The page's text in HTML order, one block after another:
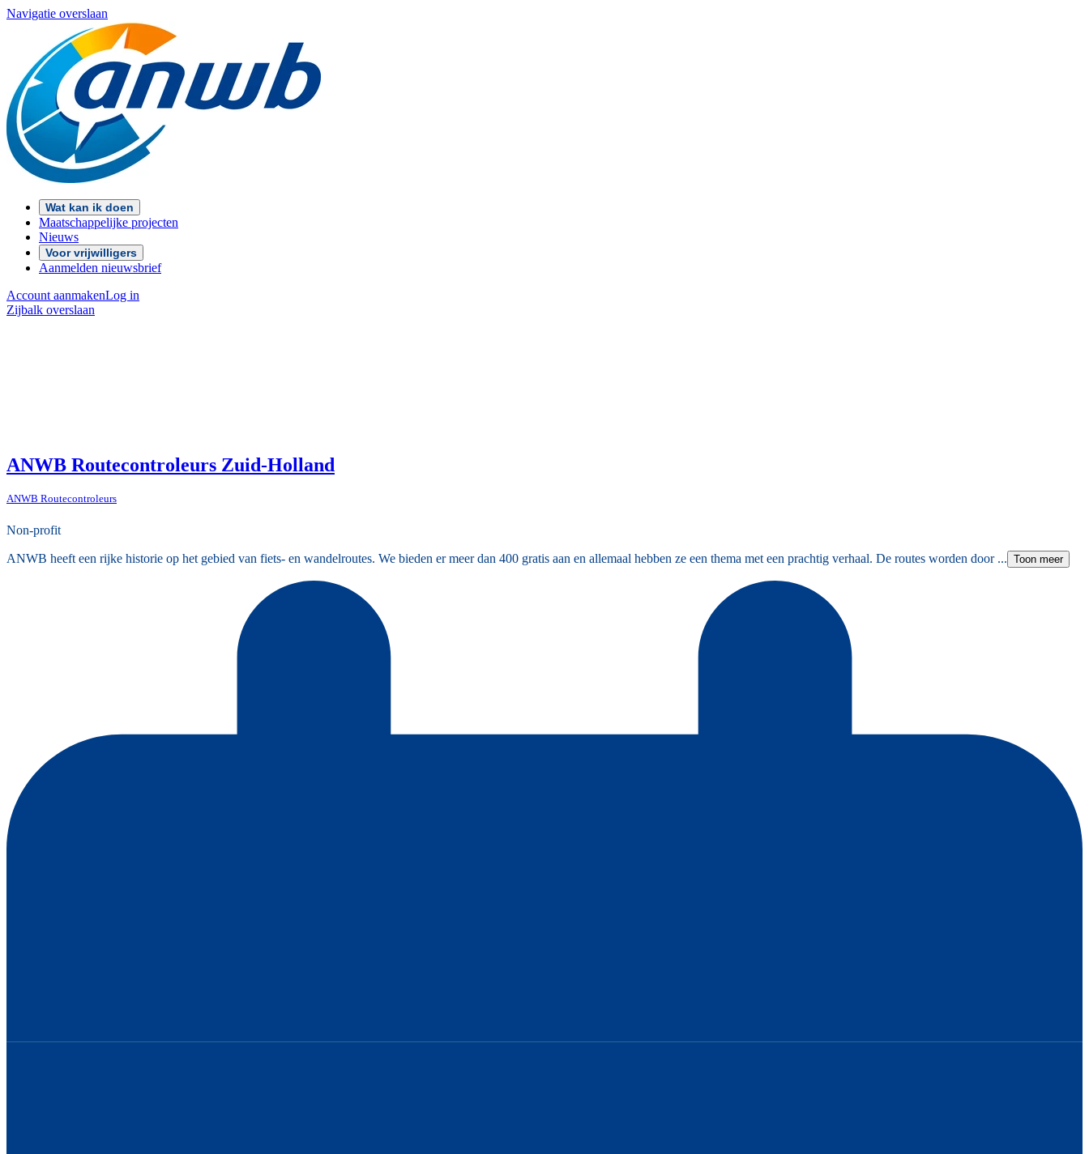
Navigatie overslaan
Wat kan ik doen
Maatschappelijke projecten
Nieuws
Voor vrijwilligers
Aanmelden nieuwsbrief
Account aanmakenLog in
Zijbalk overslaan
ANWB Routecontroleurs Zuid-Holland
ANWB Routecontroleurs
Non-profit
ANWB heeft een rijke historie op het gebied van fiets- en wandelroutes. We bieden er meer dan 400 gratis aan en allemaal hebben ze een thema met een prachtig verhaal. De routes worden door ... Toon meer